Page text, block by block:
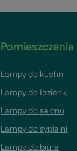
Pomieszczenia
Lampy do kuchni
Lampy do łazienki
Lampy do salonu
Lampy do sypialni
Lampy do biura